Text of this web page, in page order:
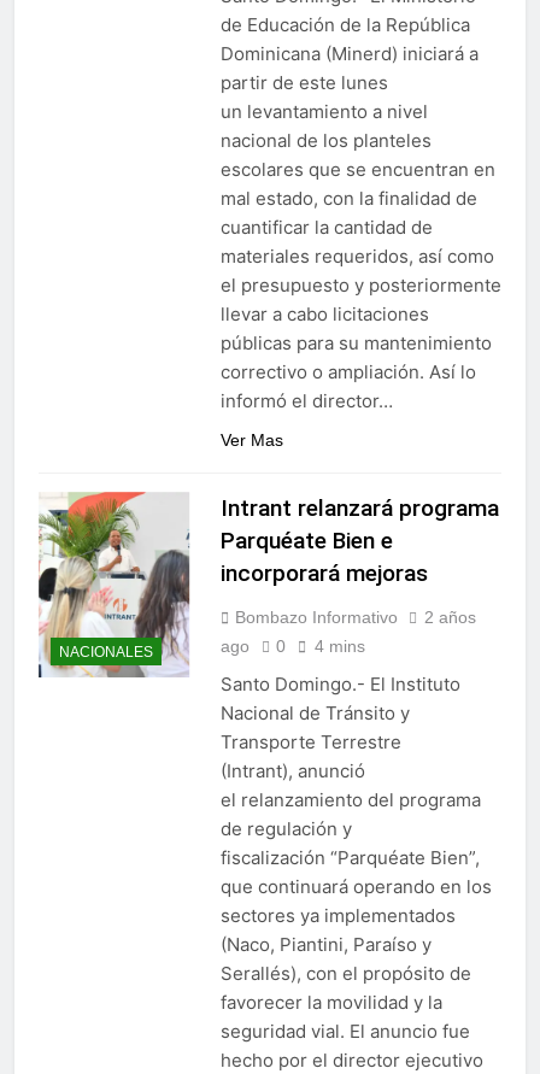
de Educación de la República
Dominicana (Minerd) iniciará a
partir de este lunes
un levantamiento a nivel
nacional de los planteles
escolares que se encuentran en
mal estado, con la finalidad de
cuantificar la cantidad de
materiales requeridos, así como
el presupuesto y posteriormente
llevar a cabo licitaciones
públicas para su mantenimiento
correctivo o ampliación. Así lo
informó el director…
Ver Mas
NACIONALES
Intrant relanzará programa
Parquéate Bien e
incorporará mejoras
Bombazo Informativo
2 años
ago
0 4 mins
Santo Domingo.- El Instituto
Nacional de Tránsito y
Transporte Terrestre
(Intrant), anunció
el relanzamiento del programa
de regulación y
fiscalización “Parquéate Bien”,
que continuará operando en los
sectores ya implementados
(Naco, Piantini, Paraíso y
Serallés), con el propósito de
favorecer la movilidad y la
seguridad vial. El anuncio fue
hecho por el director ejecutivo